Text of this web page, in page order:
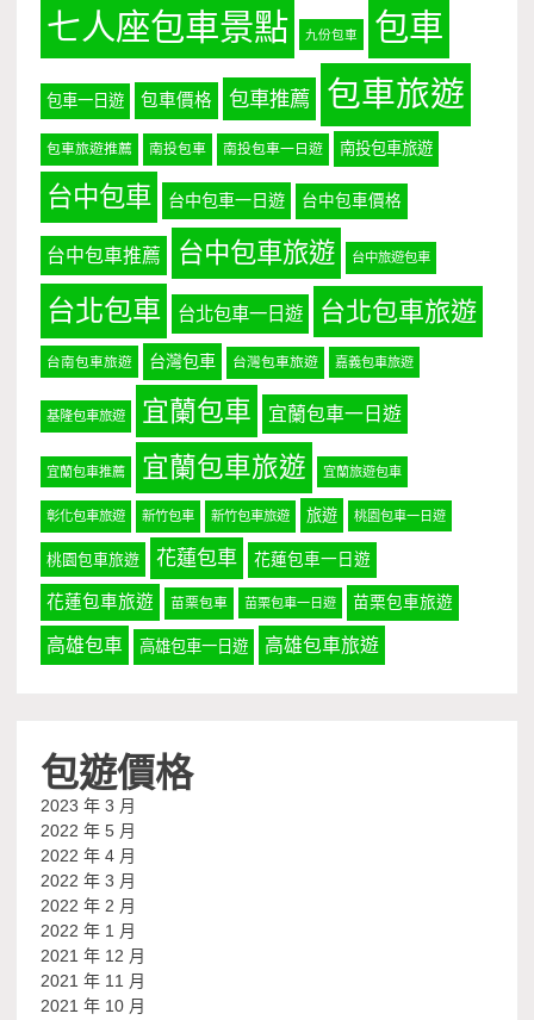
七人座包車景點 九份包車 包車
包車一日遊 包車價格 包車推薦 包車旅遊
包車旅遊推薦 南投包車 南投包車一日遊 南投包車旅遊
台中包車 台中包車一日遊 台中包車價格
台中包車推薦 台中包車旅遊 台中旅遊包車
台北包車 台北包車一日遊 台北包車旅遊
台南包車旅遊 台灣包車 台灣包車旅遊 嘉義包車旅遊
基隆包車旅遊 宜蘭包車 宜蘭包車一日遊
宜蘭包車推薦 宜蘭包車旅遊 宜蘭旅遊包車
彰化包車旅遊 新竹包車 新竹包車旅遊 旅遊 桃園包車一日遊
桃園包車旅遊 花蓮包車 花蓮包車一日遊
花蓮包車旅遊 苗栗包車 苗栗包車一日遊 苗栗包車旅遊
高雄包車 高雄包車一日遊 高雄包車旅遊
包遊價格
2023 年 3 月
2022 年 5 月
2022 年 4 月
2022 年 3 月
2022 年 2 月
2022 年 1 月
2021 年 12 月
2021 年 11 月
2021 年 10 月